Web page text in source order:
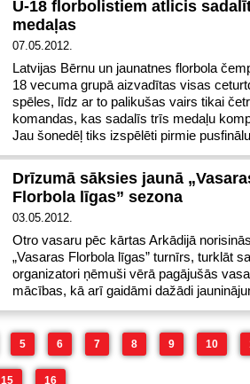
U-18 florbolistiem atlicis
medaļas
07.05.2012.
Latvijas Bērnu un jaunatnes florbola
18 vecuma grupā aizvadītas visas
spēles, līdz ar to palikušas vairs tikai
komandas, kas sadalīs trīs medaļu
Jau šonedēļ tiks izspēlēti pirmie
Drīzumā sāksies jaunā
Florbola līgas” sezona
03.05.2012.
Otro vasaru pēc kārtas Arkādijā
„Vasaras Florbola līgas” turnīrs, turklāt
organizatori ņēmuši vērā pagājušās
mācības, kā arī gaidāmi dažādi
5 6 7 8 9 10
15 16